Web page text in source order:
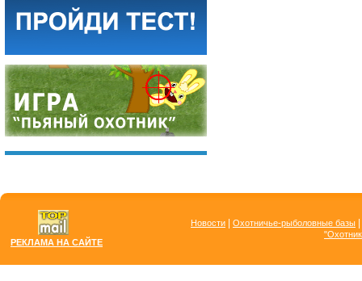
РЕКЛАМА НА САЙТЕ
Новости Охотничье-рыболовные базы